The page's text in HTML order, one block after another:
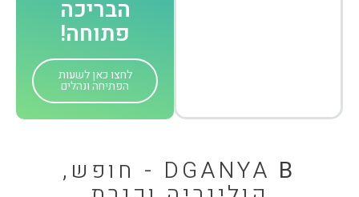
פתוחה!
לחצו כאן לשעות
הפתיחה ונהלים
DGANYA - חופש,
קולינריה וכנרת